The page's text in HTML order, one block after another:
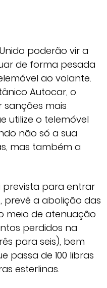
poderão vir a
de forma pesada
ao volante.
Autocar, o
mais
utilize o telemóvel
não só a sua
mas também a
prevista para entrar
prevê a abolição das
meio de atenuação
perdidos na
para seis), bem
passa de 100 libras
esterlinas.